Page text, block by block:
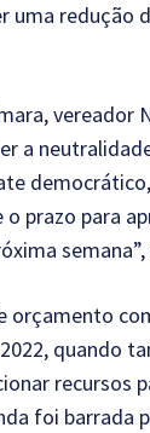
uma redução
vereador
a
o prazo para
semana”,
orçamento
quando
recursos
foi barrada